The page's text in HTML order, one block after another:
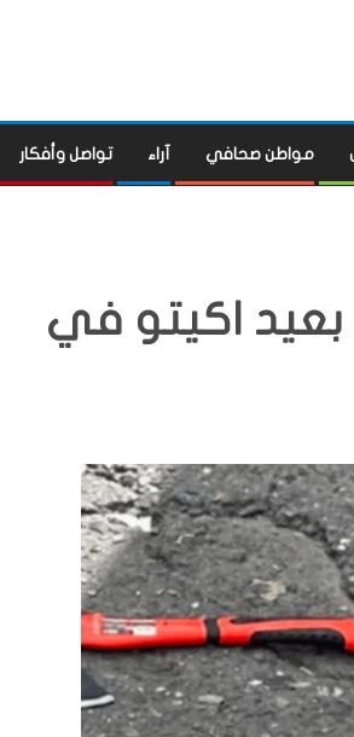
مواطن صحافي آراء تواصل وأفكار
اكيتو في